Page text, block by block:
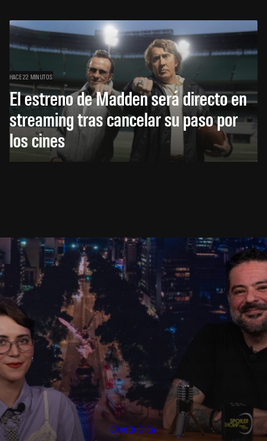
HACE 22 MINUTOS
El estreno de Madden será directo en
streaming tras cancelar su paso por
los cines
SPOILER SHOW